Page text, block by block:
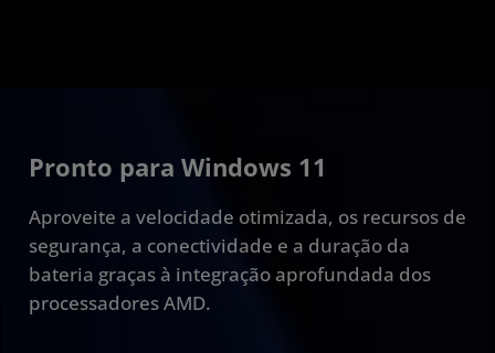
Pronto para Windows 11
Aproveite a velocidade otimizada, os recursos de
segurança, a conectividade e a duração da
bateria graças à integração aprofundada dos
processadores AMD.